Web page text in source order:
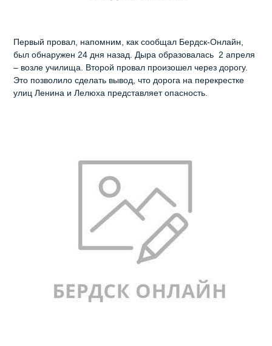
Первый провал, напомним, как сообщал Бердск-Онлайн,
был обнаружен 24 дня назад. Дыра образовалась 2 апреля
– возле училища. Второй провал произошел через дорогу.
Это позволило сделать вывод, что дорога на перекрестке
улиц Ленина и Лелюха представляет опасность.